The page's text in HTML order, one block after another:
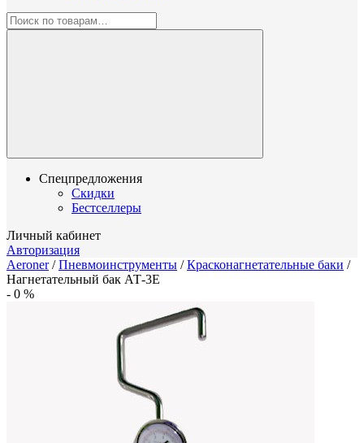
Спецпредложения
Скидки
Бестселлеры
Личный кабинет
Авторизация
Aeroner/Пневмоинструменты /Красконагнетательные баки /
Нагнетательный бак АТ-3Е
- 0 %